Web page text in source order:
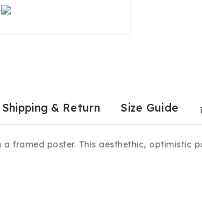
Size Guide
Shipping & Return
framed poster. This aesthethic, optimistic